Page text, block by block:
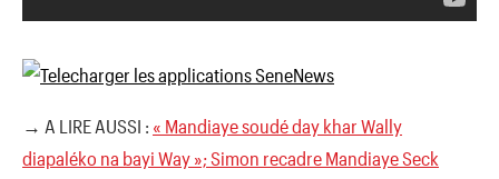
→ A LIRE AUSSI : « Mandiaye soudé day khar Wally
diapaléko na bayi Way »; Simon recadre Mandiaye Seck